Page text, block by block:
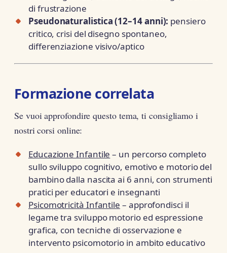
di frustrazione
Pseudonaturalistica (12–14 anni): pensiero
critico, crisi del disegno spontaneo,
differenziazione visivo/aptico
Formazione correlata
Se vuoi approfondire questo tema, ti consigliamo i
nostri corsi online:
Educazione Infantile – un percorso completo
sullo sviluppo cognitivo, emotivo e motorio del
bambino dalla nascita ai 6 anni, con strumenti
pratici per educatori e insegnanti
Psicomotricità Infantile – approfondisci il
legame tra sviluppo motorio ed espressione
grafica, con tecniche di osservazione e
intervento psicomotorio in ambito educativo